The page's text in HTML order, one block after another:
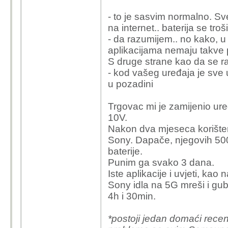
- to je sasvim normalno.
na internet.. baterija se troši
- da razumijem.. no kako,
aplikacijama nemaju
S druge strane kao da se
- kod vašeg uređaja je sve
u pozadini
Trgovac mi je zamijenio
10V.
Nakon dva mjeseca
Sony. Dapače, njegovih
baterije.
Punim ga svako 3 dana.
Iste aplikacije i uvjeti, kao
Sony idla na 5G mreši i
4h i 30min.
*postoji jedan domaći